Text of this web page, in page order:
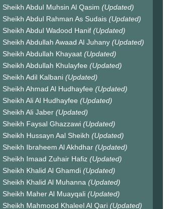
Sheikh Abdul Muhsin Al Qasim (Updated)
Sheikh Abdul Rahman As Sudais (Updated)
Sheikh Abdul Wadood Hanif (Updated)
Sheikh Abdullah Awaad Al Juhany (Updated)
Sheikh Abdullah Khayaat (Updated)
Sheikh Abdullah Khulayfee (Updated)
Sheikh Adil Kalbani (Updated)
Sheikh Ahmad Al Hudhayfee (Updated)
Sheikh Ali Al Hudhayfee (Updated)
Sheikh Ali Jaber (Updated)
Sheikh Faysal Ghazzawi (Updated)
Sheikh Hussayn Aal Sheikh (Updated)
Sheikh Ibraheem Al Akhdhar (Updated)
Sheikh Imaad Zuhair Hafiz (Updated)
Sheikh Khalid Al Ghamdi (Updated)
Sheikh Khalid Al Muhanna (Updated)
Sheikh Maher Al Muayqali (Updated)
Sheikh Mahmood Khaleel Al Qari (Updated)